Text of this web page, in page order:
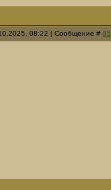
08:22 | Сообщение # 85